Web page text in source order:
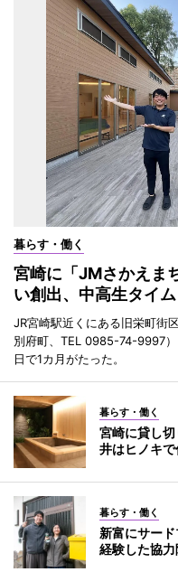
暮らす・働く
宮崎に「JMさかえ
い創出、中高生タイム
JR宮崎駅近くにある旧栄町街
別府町、TEL 0985-74-9997
日で1カ月がたった。
暮らす・働く
宮崎に貸し
井はヒノキ
暮らす・働く
新富にサー
経験した協